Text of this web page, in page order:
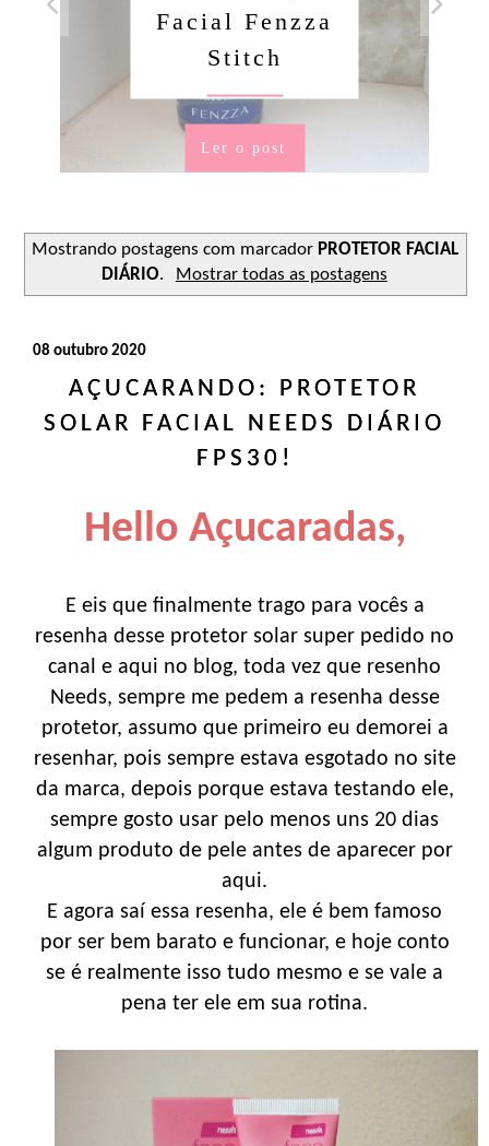
Facial Fenzza
Stitch
Ler o post
Mostrando postagens com marcador PROTETOR FACIAL
DIÁRIO. Mostrar todas as postagens
08 outubro 2020
AÇUCARANDO: PROTETOR
SOLAR FACIAL NEEDS DIÁRIO
FPS30!
Hello Açucaradas,
E eis que finalmente trago para vocês a
resenha desse protetor solar super pedido no
canal e aqui no blog, toda vez que resenho
Needs, sempre me pedem a resenha desse
protetor, assumo que primeiro eu demorei a
resenhar, pois sempre estava esgotado no site
da marca, depois porque estava testando ele,
sempre gosto usar pelo menos uns 20 dias
algum produto de pele antes de aparecer por
aqui.
E agora saí essa resenha, ele é bem famoso
por ser bem barato e funcionar, e hoje conto
se é realmente isso tudo mesmo e se vale a
pena ter ele em sua rotina.